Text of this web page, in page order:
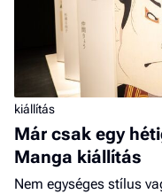
kiállítás
Már csak egy
Manga kiállítás
Nem egységes stílus